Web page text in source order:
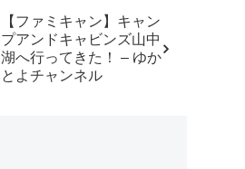
楽しい〜 – こずちゃんネ
ル。
【ファミキャン】キャン
プアンドキャビンズ山中
湖へ行ってきた！ – ゆか
とよチャンネル